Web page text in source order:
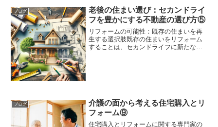
やり方を徹底解説」というテ...
ブログ
老後の住まい選び：セカンドライ
フを豊かにする不動産の選び方⑤
リフォームの可能性：既存の住まいを再
生する選択肢既存の住まいをリフォーム
することは、セカンドライフに新たな価
ブログ
介護の面から考える住宅購入とリ
フォーム⑨
住宅購入とリフォームに関する専門家の